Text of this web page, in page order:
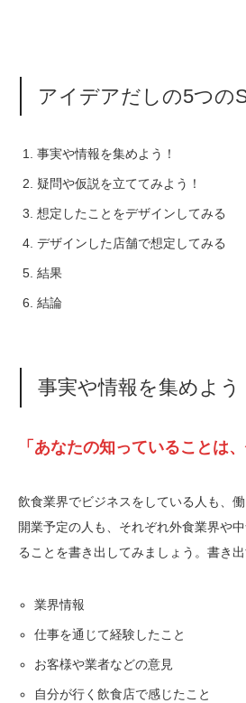
アイデアだしの5つの
事実や情報を集めよう！
疑問や仮説を立ててみよう！
想定したことをデザインしてみる
デザインした店舗で想定してみる
結果
結論
事実や情報を集めよう
「あなたの知っていることは
飲食業界でビジネスをしている人も、
開業予定の人も、それぞれ外食業界や
ることを書き出してみましょう。書き出
業界情報
仕事を通じて経験したこと
お客様や業者などの意見
自分が行く飲食店で感じたこと